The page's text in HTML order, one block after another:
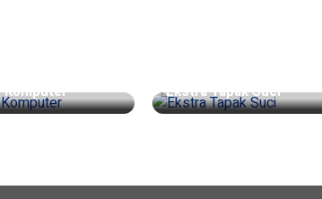
Ekstra Tapak Suci